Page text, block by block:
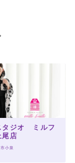
タジオ ミルフ
尾店
小泉